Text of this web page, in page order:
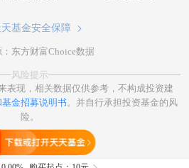
天基金安全保障
东方财富Choice数据
风险提示
表现，相关数据仅供参考，不构成投资建
金招募说明书 。并自行承担投资基金的风
险。
打开天天基金